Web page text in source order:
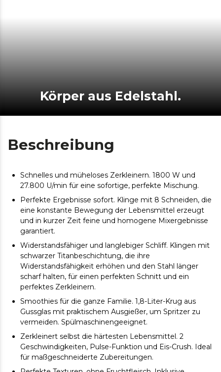
Körper aus Edelstahl.
Beschreibung
Schnelles und müheloses Zerkleinern. 1800 W und
27.800 U/min für eine sofortige, perfekte Mischung.
Perfekte Ergebnisse sofort. Klinge mit 8 Schneiden, die
eine konstante Bewegung der Lebensmittel erzeugt
und in kurzer Zeit feine und homogene Mixergebnisse
garantiert.
Widerstandsfähiger und langlebiger Schliff. Klingen mit
schwarzer Titanbeschichtung, die ihre
Widerstandsfähigkeit erhöhen und den Stahl länger
scharf halten, für einen perfekten Schnitt und ein
perfektes Zerkleinern.
Smoothies für die ganze Familie. 1,8-Liter-Krug aus
Gussglas mit praktischem Ausgießer, um Spritzer zu
vermeiden. Spülmaschinengeeignet.
Zerkleinert selbst die härtesten Lebensmittel. 2
Geschwindigkeiten, Pulse-Funktion und Eis-Crush. Ideal
für maßgeschneiderte Zubereitungen.